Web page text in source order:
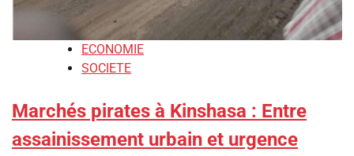
ECONOMIE
SOCIETE
Marchés pirates à Kinshasa : Entre
assainissement urbain et urgence